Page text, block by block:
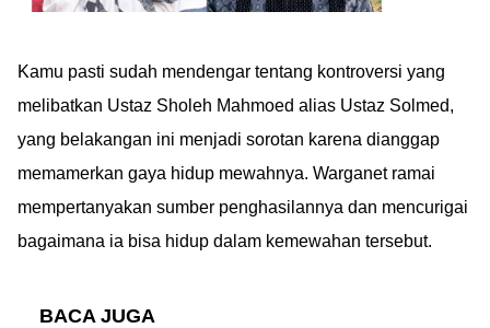
Kamu pasti sudah mendengar tentang kontroversi yang
melibatkan Ustaz Sholeh Mahmoed alias Ustaz Solmed,
yang belakangan ini menjadi sorotan karena dianggap
memamerkan gaya hidup mewahnya. Warganet ramai
mempertanyakan sumber penghasilannya dan mencurigai
bagaimana ia bisa hidup dalam kemewahan tersebut.
BACA JUGA